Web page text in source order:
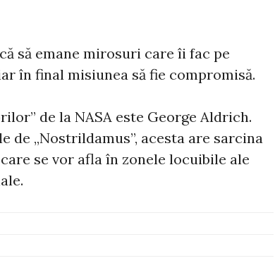
să emane mirosuri care îi fac pe
în final misiunea să fie compromisă.
de la NASA este George Aldrich.
de „Nostrildamus”, acesta are sarcina
se vor afla în zonele locuibile ale